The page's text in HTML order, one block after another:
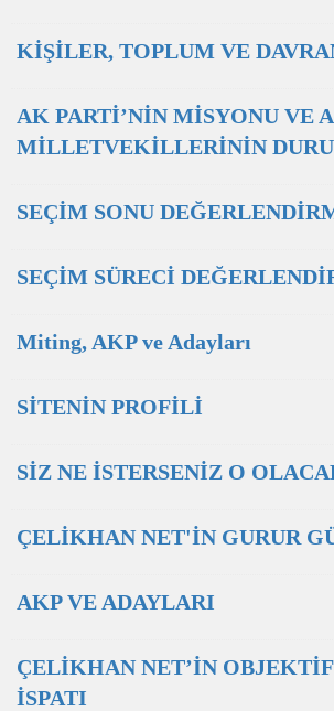
KİŞİLER, TOPLUM VE
AK PARTİ’NİN MİSYONU VE
MİLLETVEKİLLERİNİN
SEÇİM SONU
SEÇİM SÜRECİ
Miting, AKP ve Adayları
SİTENİN PROFİLİ
SİZ NE İSTERSENİZ O
ÇELİKHAN NET'İN GURUR
AKP VE ADAYLARI
ÇELİKHAN NET’İN
İSPATI